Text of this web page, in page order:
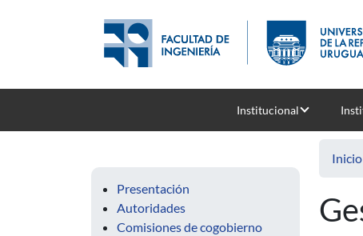
Institucional
Presentación
Autoridades
Comisiones de cogobierno
Inicio